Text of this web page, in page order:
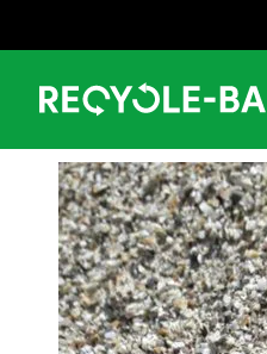
content